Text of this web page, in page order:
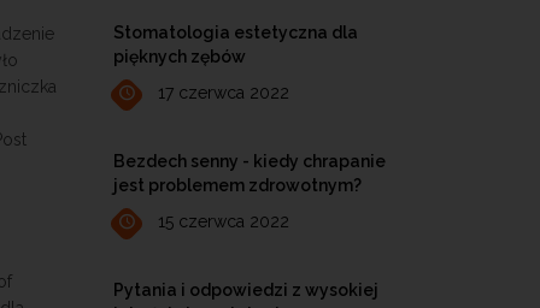
Stomatologia estetyczna dla
pięknych zębów
17 czerwca 2022
Bezdech senny - kiedy chrapanie
jest problemem zdrowotnym?
15 czerwca 2022
Pytania i odpowiedzi z wysokiej